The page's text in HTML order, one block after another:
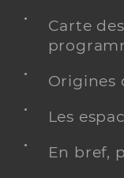
Carte
Origines
Les
En bref,